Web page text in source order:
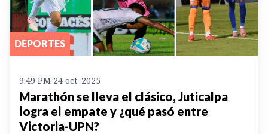
DEPORTES
9:49 PM 24 oct. 2025
Marathón se lleva el clásico, Juticalpa
logra el empate y ¿qué pasó entre
Victoria-UPN?